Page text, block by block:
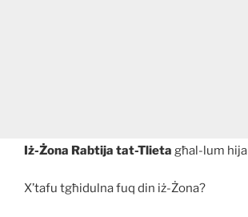
Iż-Żona Rabtija tat-Tlieta għal-lum hija
X’tafu tgħidulna fuq din iż-Żona?